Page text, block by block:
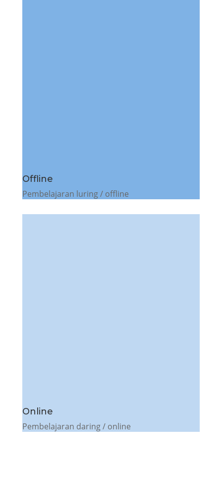
Offline
Pembelajaran luring / offline
Online
Pembelajaran daring / online